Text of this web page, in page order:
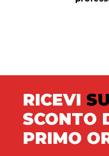
RICEVI
SCONTO
PRIMO